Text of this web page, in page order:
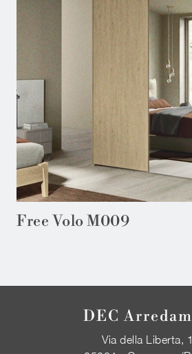
Free Volo M009
DEC
Via della Liberta,